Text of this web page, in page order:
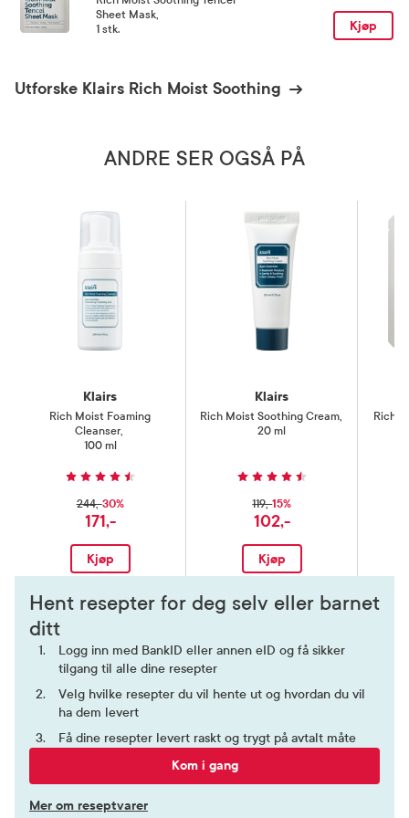
Sheet Mask
1 stk.
Kjøp
Utforske Klairs Rich Moist Soothing
ANDRE SER OGSÅ PÅ
Klairs
Rich Moist Foaming
Cleanser,
100 ml
244,-30%
171,-
Kjøp
Klairs
Rich Moist Soothing Cream,
20 ml
119,-15%
102,-
Kjøp
Rich
Hent resepter for deg selv eller barnet
ditt
Logg inn med BankID eller annen eID og få sikker
tilgang til alle dine resepter
Velg hvilke resepter du vil hente ut og hvordan du vil
ha dem levert
Få dine resepter levert raskt og trygt på avtalt måte
Kom i gang
Mer om reseptvarer